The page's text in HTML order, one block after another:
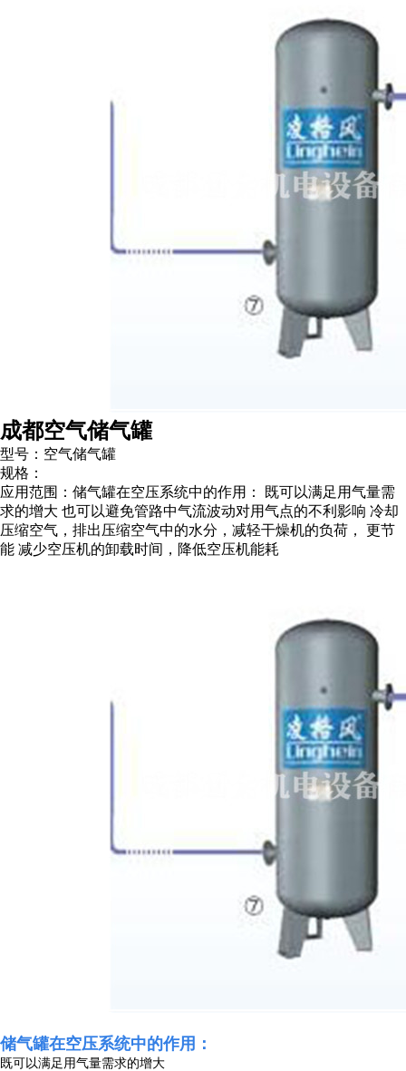
成都空气储气罐
型号：空气储气罐
规格：
应用范围：储气罐在空压系统中的作用： 既可以满足用气量需
求的增大 也可以避免管路中气流波动对用气点的不利影响 冷却
压缩空气，排出压缩空气中的水分，减轻干燥机的负荷， 更节
能 减少空压机的卸载时间，降低空压机能耗
储气罐在空压系统中的作用：
既可以满足用气量需求的增大